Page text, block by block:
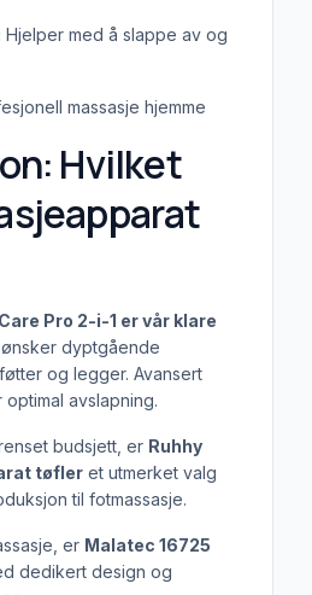
Hjelper med å slappe av og
massasje hjemme
Hvilket
Pro 2-i-1 er vår klare
dyptgående
og legger. Avansert
optimal avslapning.
budsjett, er Ruhhy
tøfler et utmerket valg
til fotmassasje.
er Malatec 16725
dedikert design og